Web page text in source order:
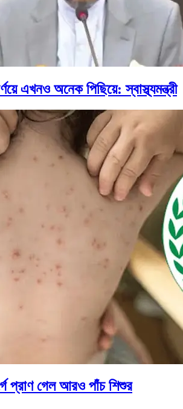
এখনও অনেক পিছিয়ে: স্বাস্থ্যমন্ত্রী
প্রাণ গেল আরও পাঁচ শিশুর